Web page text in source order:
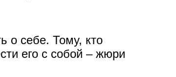
о себе. Тому, кто
его с собой – жюри